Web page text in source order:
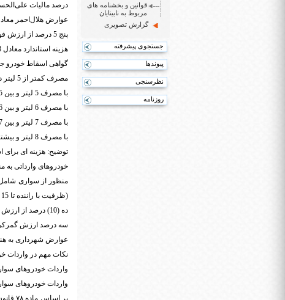
قوانین و بخشنامه های
مربوط به نابینایان
گزارش تصویری
جستجوی پیشرفته
پیوندها
نظرسنجی
روزنامه
درصد مالیات
عوارض هلال‌احمر معادل 1 درصد حقوق
پنج 5 درصد از ارزش فوب به عنوان عوارض خاص واردات خودرو
هزینه استاندارد معادل 8 در هزار ارزش cif
گواهی اسقاط خودرو
مصرف کمتر از 5 لیتر در 100 کیلومتر چرخه ترکیبی نیاز به اسقاط خودروی فرسوده ندارد.
با مصرف 5 لیتر و بین 5 تا 6 لیتر در 100 کیلومتر 2 دستگاه خودروی فرسوده
با مصرف 6 لیتر و بین 6 تا 7 لیتر در 100 کیلومتر 4 دستگاه خودروی فرسوده
با مصرف 7 لیتر و بین 7 تا 8 لیتر در 100 کیلومتر 6 دستگاه خودروی فرسوده
با مصرف 8 لیتر و بیشتر در 100 کیلومتر 8 دستگاه خودروی فرسوده
توضیح: هزینه ای
خودروهای وارداتی
(ظرفیت با راننده تا 15 نفر ) می باشد.
ده (10) درصد از ارزش گمرکی خودرو طبق سند ترخیص جهت شماره گذاری (عوارض راهنمایی و رانندگی)
سه درصد ارزش گمرکی
عوارض شهرداری به هنگام پلاک
نکات مهم در واردات
واردات خودروهای سواری بالای 2500
واردات خودروهای